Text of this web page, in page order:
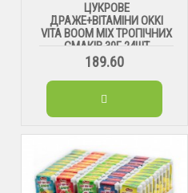
ЦУКРОВЕ
ДРАЖЕ+ВІТАМІНИ OKKI
VITA BOOM MIX ТРОПІЧНИХ
СМАКІВ 30Г 24ШТ
189.60